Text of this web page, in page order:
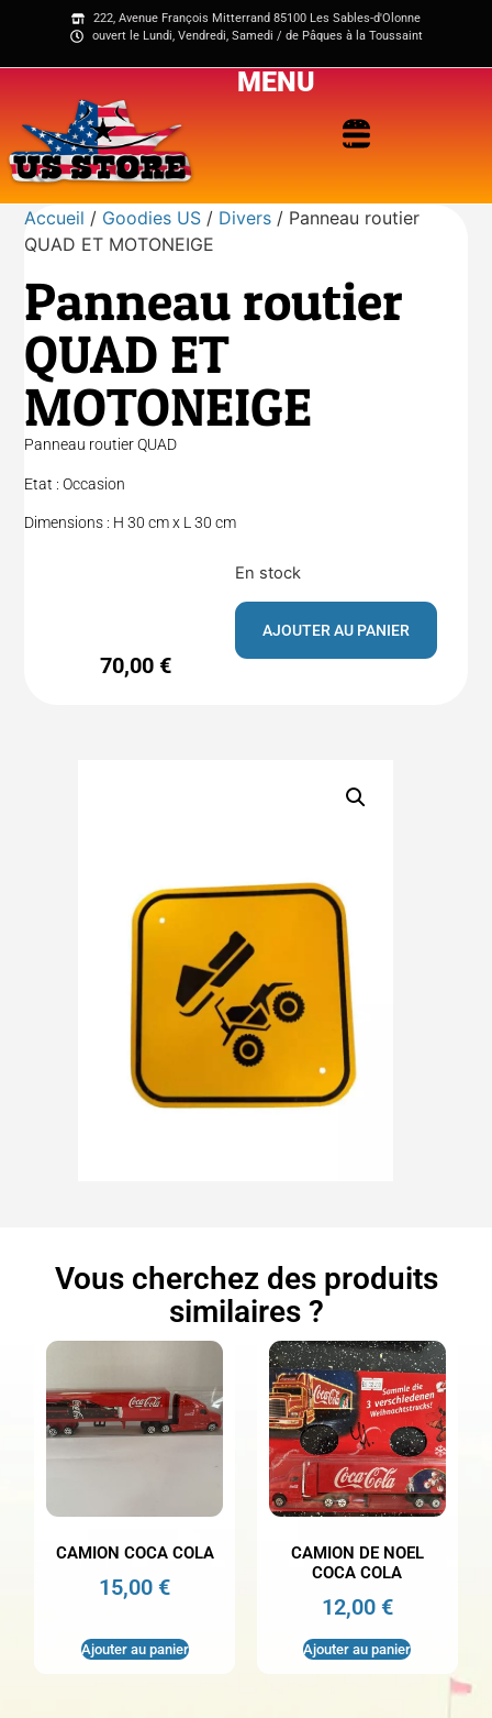
222, Avenue François Mitterrand 85100 Les Sables-d'Olonne
ouvert le Lundi, Vendredi, Samedi / de Pâques à la Toussaint
MENU
Accueil / Goodies US / Divers / Panneau routier
QUAD ET MOTONEIGE
Panneau routier
QUAD ET
MOTONEIGE
Panneau routier QUAD
Etat : Occasion
Dimensions : H 30 cm x L 30 cm
70,00 €
En stock
AJOUTER AU PANIER
Vous cherchez des produits
similaires ?
CAMION COCA COLA
15,00€
Ajouter au panier
CAMION DE NOEL
COCA COLA
12,00 €
Ajouter au panier